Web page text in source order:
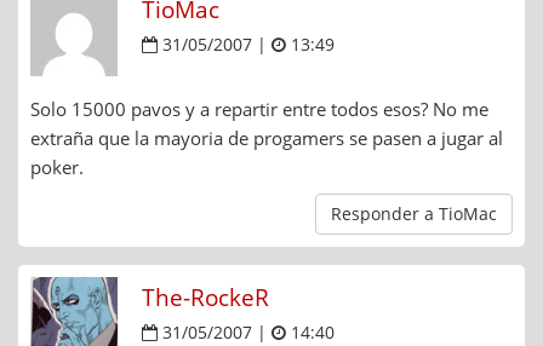
TioMac
31/05/2007 | 13:49
Solo 15000 pavos y a repartir entre todos esos? No me
extraña que la mayoria de progamers se pasen a jugar al
poker.
Responder a TioMac
The-RockeR
31/05/2007 | 14:40